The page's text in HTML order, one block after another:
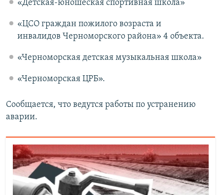
«Детская-юношеская спортивная школа»
«ЦСО граждан пожилого возраста и
инвалидов Черноморского района» 4 объекта.
«Черноморская детская музыкальная школа»
«Черноморская ЦРБ».
Сообщается, что ведутся работы по устранению
аварии.